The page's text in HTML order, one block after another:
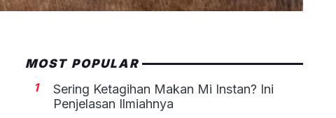
MOST POPULAR
1
Sering Ketagihan Makan Mi Instan? Ini
Penjelasan Ilmiahnya